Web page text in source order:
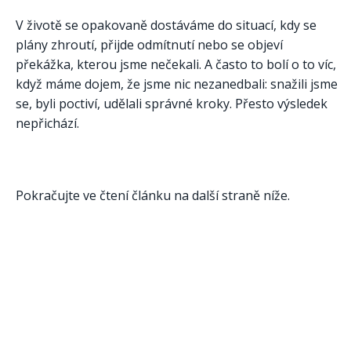
V životě se opakovaně dostáváme do situací, kdy se
plány zhroutí, přijde odmítnutí nebo se objeví
překážka, kterou jsme nečekali. A často to bolí o to víc,
když máme dojem, že jsme nic nezanedbali: snažili jsme
se, byli poctiví, udělali správné kroky. Přesto výsledek
nepřichází.
Pokračujte ve čtení článku na další straně níže.